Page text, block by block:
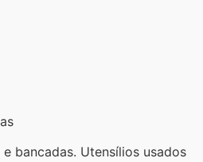
bancadas. Utensílios usados